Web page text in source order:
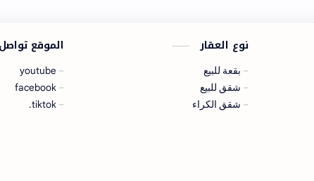
نوع العقار
بقعة للبيع
شقق للبيع
شقق الكراء
الموقع
youtube
facebook
tiktok.